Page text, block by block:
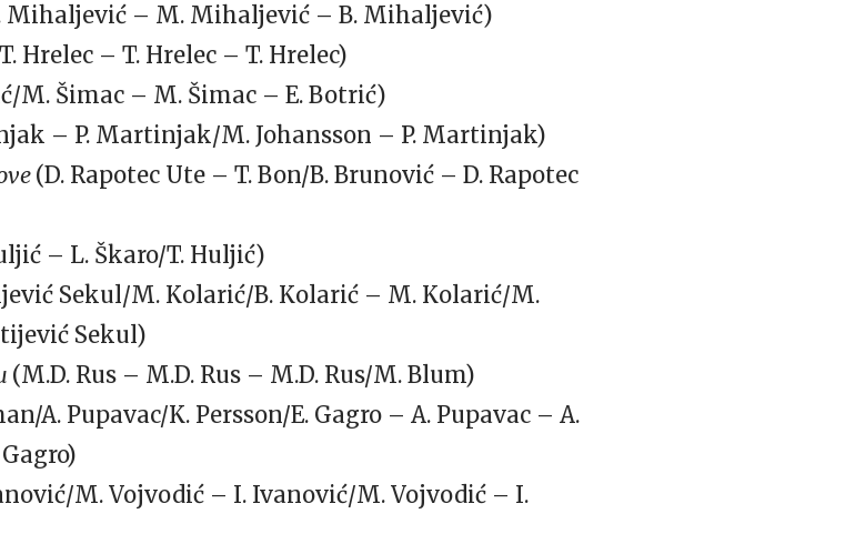
Mihaljević – M. Mihaljević – B. Mihaljević)
Hrelec – T. Hrelec – T. Hrelec)
M. Šimac – M. Šimac – E. Botrić)
– P. Martinjak/M. Johansson – P. Martinjak)
(D. Rapotec Ute – T. Bon/B. Brunović – D. Rapotec
– L. Škaro/T. Huljić)
Sekul/M. Kolarić/B. Kolarić – M. Kolarić/M.
Sekul)
(M.D. Rus – M.D. Rus – M.D. Rus/M. Blum)
A. Pupavac/K. Persson/E. Gagro – A. Pupavac – A.
M. Vojvodić – I. Ivanović/M. Vojvodić – I.